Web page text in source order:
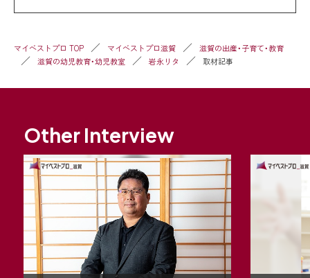
マイベストプロ TOP マイベストプロ滋賀
滋賀の出産・子育て・教育
滋賀の幼児教育・幼児教室
岩永リタ 取材記事
Other Interview